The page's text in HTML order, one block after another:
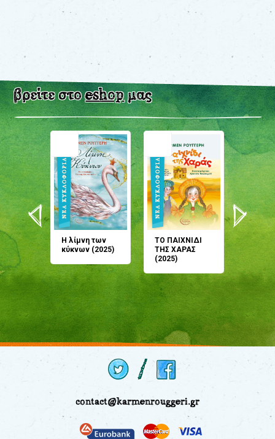
βρείτε στοeshopμας
Η λίμνη των
κύκνων (2025)
ΤΟ ΠΑΙΧΝΙΔΙ
ΤΗΣ ΧΑΡΑΣ
(2025)
μου;
(2024)
contact@karmenrouggeri.gr